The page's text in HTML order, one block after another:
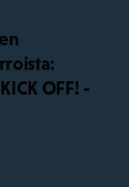
OFF! -